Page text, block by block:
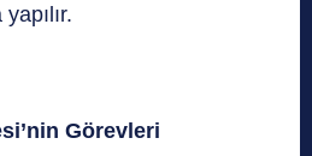
Görevleri